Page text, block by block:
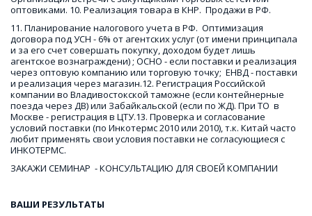
оптовиками. 10. Реализация товара в КНР.  Продажи в РФ.
11. Планирование налогового учета в РФ.  Оптимизация
договора под УСН - 6% от агентских услуг (от имени принципала
и за его счет совершать покупку, доходом будет лишь
агентское вознаграждени) ; ОСНО - если поставки и реализация
через оптовую компанию или торговую точку;  ЕНВД - поставки
и реализация через магазин.12. Регистрация Российской
компании во Владивостокской таможне (если контейнерные
поезда через ДВ) или Забайкальской (если по ЖД). При ТО  в
Москве - регистрация в ЦТУ.13. Проверка и согласование
условий поставки (по Инкотермс 2010 или 2010), т.к. Китай часто
любит применять свои условия поставки не согласующиеся с
ИНКОТЕРМС.
ЗАКАЖИ СЕМИНАР  - КОНСУЛЬТАЦИЮ ДЛЯ СВОЕЙ КОМПАНИИ
ВАШИ РЕЗУЛЬТАТЫ